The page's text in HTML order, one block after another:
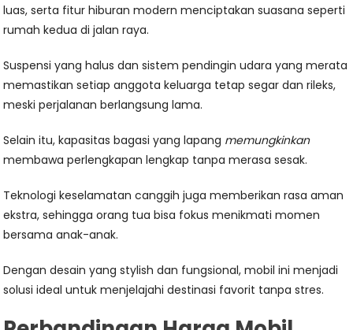
luas, serta fitur hiburan modern menciptakan suasana seperti
rumah kedua di jalan raya.
Suspensi yang halus dan sistem pendingin udara yang merata
memastikan setiap anggota keluarga tetap segar dan rileks,
meski perjalanan berlangsung lama.
Selain itu, kapasitas bagasi yang lapang memungkinkan
membawa perlengkapan lengkap tanpa merasa sesak.
Teknologi keselamatan canggih juga memberikan rasa aman
ekstra, sehingga orang tua bisa fokus menikmati momen
bersama anak-anak.
Dengan desain yang stylish dan fungsional, mobil ini menjadi
solusi ideal untuk menjelajahi destinasi favorit tanpa stres.